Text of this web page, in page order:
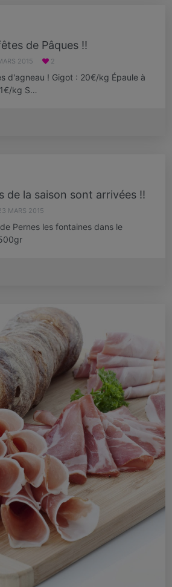
de Pâques !!
2015 2
d'agneau ! Gigot : 20€/kg Épaule à
kg S…
de la saison sont arrivées !!
MARS 2015
Pernes les fontaines dans le